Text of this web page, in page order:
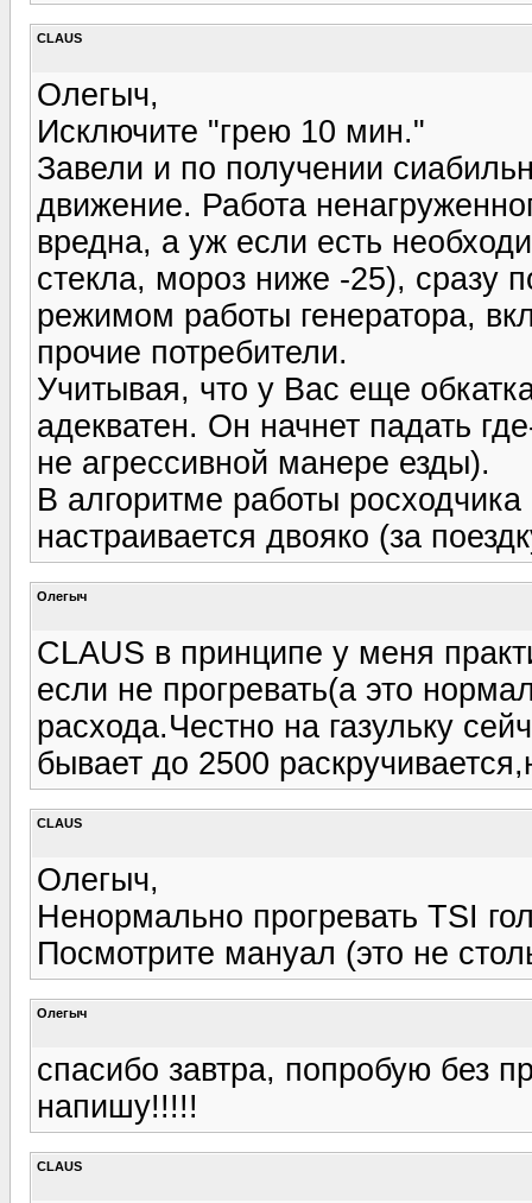
CLAUS
Олегыч,
Исключите "грею 10 мин."
Завели и по получении
движение. Работа
вредна, а уж если есть
стекла, мороз ниже -25), сразу
режимом работы генератора,
прочие потребители.
Учитывая, что у Вас еще
адекватен. Он начнет падать
не агрессивной манере езды).
В алгоритме работы
настраивается двояко (за
Олегыч
CLAUS в принципе у меня
если не прогревать(а это
расхода.Честно на газульку
бывает до 2500
CLAUS
Олегыч,
Ненормально прогревать TSI
Посмотрите мануал (это не
Олегыч
спасибо завтра, попробую без
напишу!!!!!
CLAUS